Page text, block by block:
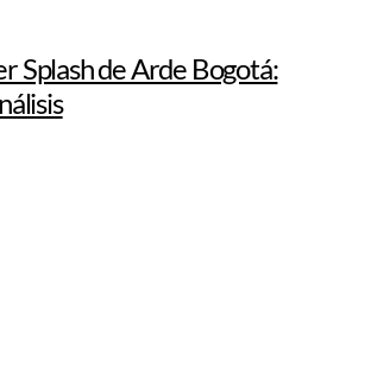
Splash de Arde Bogotá: